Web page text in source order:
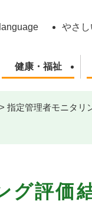
やさ
健康・福祉
> 指定管理者モニタリ
グ評価